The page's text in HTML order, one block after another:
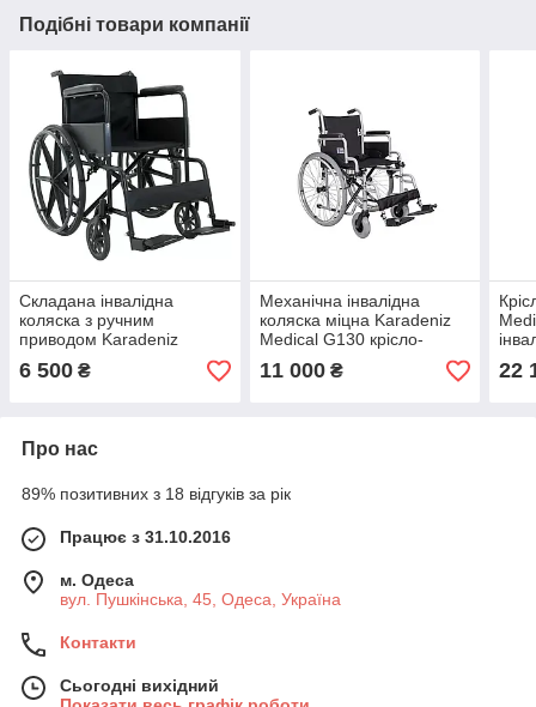
Подібні товари компанії
Складана інвалідна
коляска з ручним
приводом Karadeniz
Medikal G100Y крісло-
коляска для інвалідів
6 500 ₴
Механічна інвалідна
коляска міцна Karadeniz
Medical G130 крісло-
коляска складана сталева
для інвалідів
11 000₴ 22
Про нас
89% позитивних з 18 відгуків за рік
Працює з 31.10.2016
м. Одеса
вул. Пушкінська, 45, Одеса, Україна
Контакти
Сьогодні вихідний